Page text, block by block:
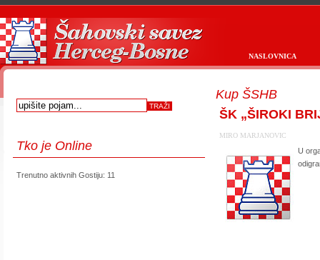
NASLOVNICA
Tko je Online
Trenutno aktivnih Gostiju: 11
Kup ŠSHB
ŠK „ŠIROKI
MIRO MARJANOVIC
U